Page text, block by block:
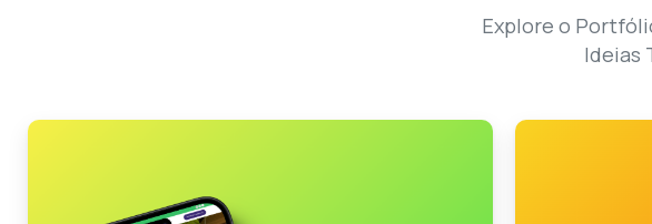
Explore o
Ideias